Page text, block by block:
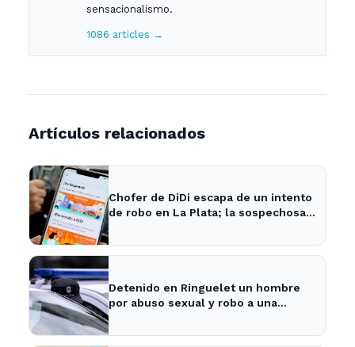
sensacionalismo.
1086 articles →
Artículos relacionados
Chofer de DiDi escapa de un intento
de robo en La Plata; la sospechosa
Detenido en Ringuelet un hombre
por abuso sexual y robo a una